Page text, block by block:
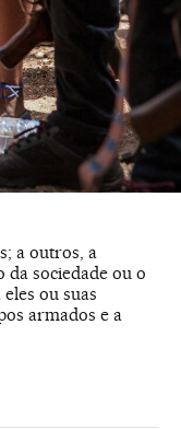
a outros, a
da sociedade ou o
ou suas
armados e a